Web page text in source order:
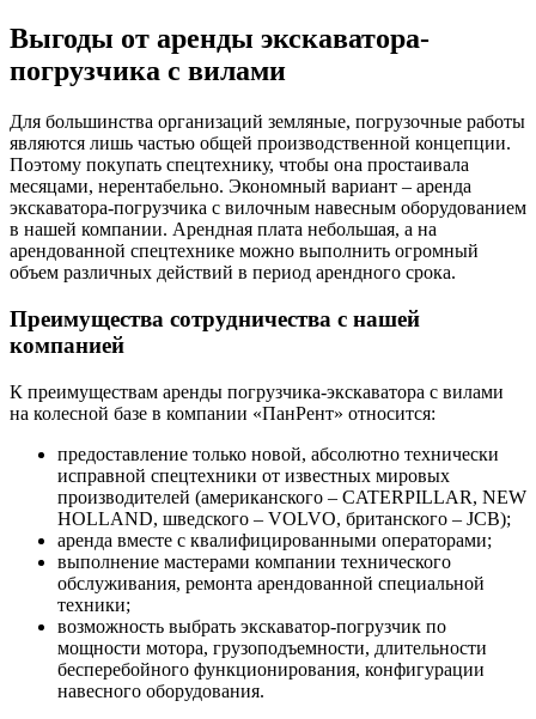
Выгоды от аренды экскаватора-
погрузчика с вилами
Для большинства организаций земляные, погрузочные работы
являются лишь частью общей производственной концепции.
Поэтому покупать спецтехнику, чтобы она простаивала
месяцами, нерентабельно. Экономный вариант – аренда
экскаватора-погрузчика с вилочным навесным оборудованием
в нашей компании. Арендная плата небольшая, а на
арендованной спецтехнике можно выполнить огромный
объем различных действий в период арендного срока.
Преимущества сотрудничества с нашей
компанией
К преимуществам аренды погрузчика-экскаватора с вилами
на колесной базе в компании «ПанРент» относится:
предоставление только новой, абсолютно технически
исправной спецтехники от известных мировых
производителей (американского – CATERPILLAR, NEW
HOLLAND, шведского – VOLVO, британского – JCB);
аренда вместе с квалифицированными операторами;
выполнение мастерами компании технического
обслуживания, ремонта арендованной специальной
техники;
возможность выбрать экскаватор-погрузчик по
мощности мотора, грузоподъемности, длительности
бесперебойного функционирования, конфигурации
навесного оборудования.